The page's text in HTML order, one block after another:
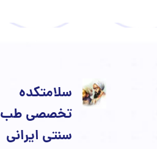
سلامتکده
تخصصی طب
سنتی ایرانی